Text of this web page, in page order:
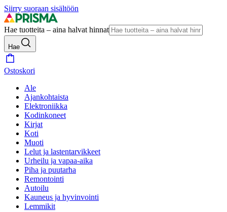
Siirry suoraan sisältöön
Hae tuotteita – aina halvat hinnat
Hae
Ostoskori
Ale
Ajankohtaista
Elektroniikka
Kodinkoneet
Kirjat
Koti
Muoti
Lelut ja lastentarvikkeet
Urheilu ja vapaa-aika
Piha ja puutarha
Remontointi
Autoilu
Kauneus ja hyvinvointi
Lemmikit